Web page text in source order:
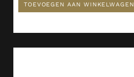
TOEVOEGEN AAN WINKELWAGEN